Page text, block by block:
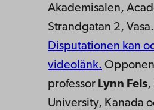
Akademisalen,
Strandgatan 2, Vasa.
Disputationen kan
videolänk.
professor Lynn Fels,
University, Kanada